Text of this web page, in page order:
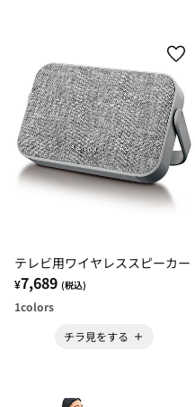
テレビ用ワイヤレススピーカー
¥7,689 (税込)
1colors
チラ見をする